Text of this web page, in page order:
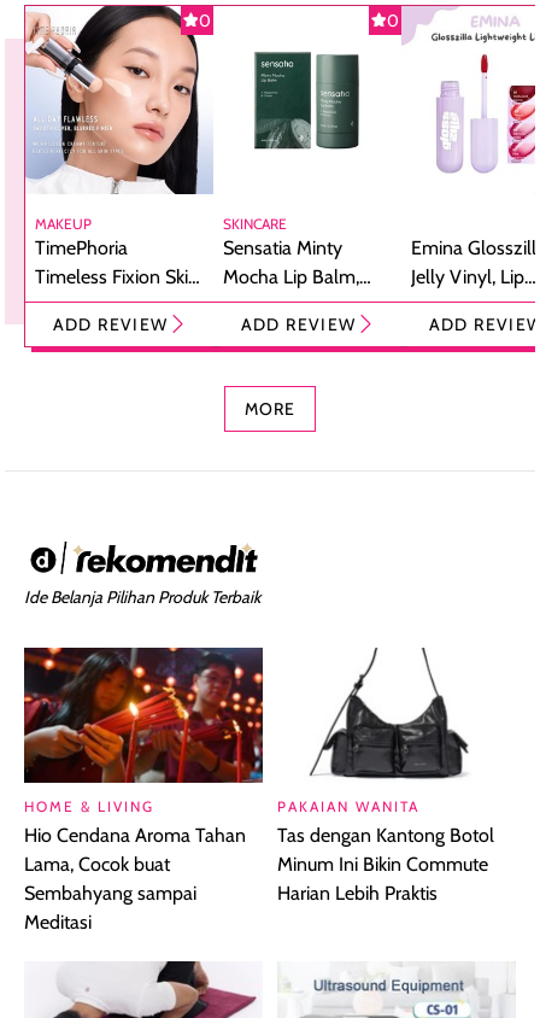
0
MAKEUP
TimePhoria
Timeless Fixion Skin
Tint Stick,
Foundation dan
ADD REVIEW
0
SKINCARE
Sensatia Minty
Mocha Lip Balm,
Pelembap Bibir
dengan Aroma
ADD REVIEW
Emina
Jelly Vinyl, Lip
Cream Glossy
Ringan
ADD
MORE
Ide Belanja Pilihan Produk Terbaik
HOME & LIVING
Hio Cendana Aroma Tahan
Lama, Cocok buat
Sembahyang sampai
Meditasi
PAKAIAN WANITA
Tas dengan Kantong Botol
Minum Ini Bikin Commute
Harian Lebih Praktis